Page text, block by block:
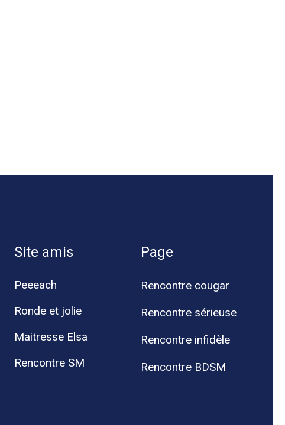
Site amis
Peeeach
Ronde et jolie
Maitresse Elsa
Rencontre SM
Page
Rencontre cougar
Rencontre sérieuse
Rencontre infidèle
Rencontre BDSM